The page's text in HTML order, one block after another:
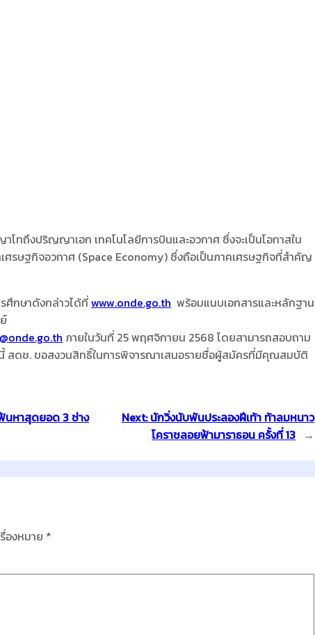
ทถึงปริญญาเอก เทคโนโลยีการบินและอวกาศ ซึ่งจะเป็นโอกาสใน
รษฐกิจอวกาศ (Space Economy) ซึ่งถือเป็นภาคเศรษฐกิจที่สำคัญ
ศึกษาดังกล่าวได้ที่www.onde.go.th พร้อมแนบเอกสารและหลักฐาน
ภายในวันที่ 25 พฤศจิกายน 2568 โดยสามารถสอบถาม
นี้ สดช. ขอสงวนสิทธิ์ในการพิจารณาเสนอรายชื่อผู้สมัครที่มีคุณสมบัติ
นหาสุดยอด 3 ช่าง
Next: นักวิ่งนับพันประลองฝีเท้า ท้าลมหนาว
โคราชลอยฟ้ามาราธอน ครั้งที่ 13 →
องหมาย *